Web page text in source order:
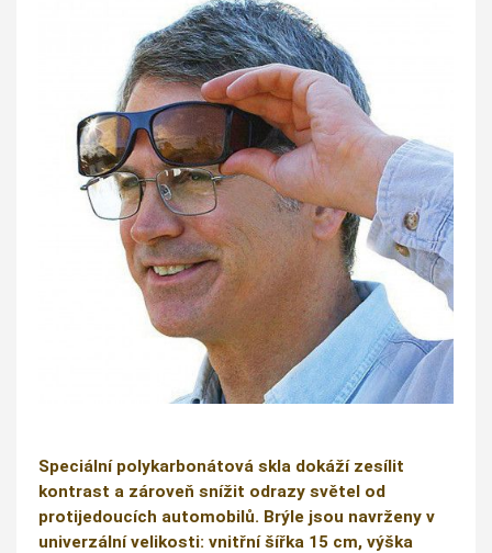
Speciální polykarbonátová skla dokáží zesílit
kontrast a zároveň snížit odrazy světel od
protijedoucích automobilů. Brýle jsou navrženy v
univerzální velikosti: vnitřní šířka 15 cm, výška